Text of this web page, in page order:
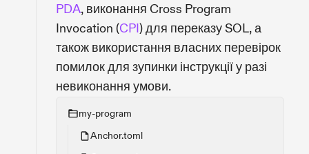
PDA, виконання Cross Program
Invocation (CPI) для переказу SOL, а
також використання власних перевірок
помилок для зупинки інструкції у разі
невиконання умови.
my-program
Anchor.toml